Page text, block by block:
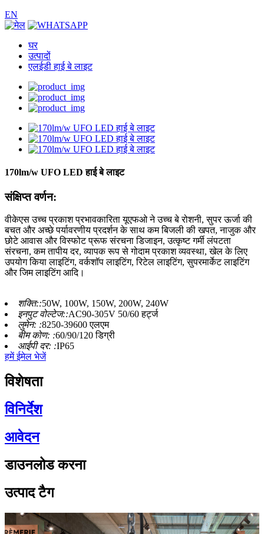
EN
घर
उत्पादों
एलईडी हाई बे लाइट
170lm/w UFO LED हाई बे लाइट
संक्षिप्त वर्णन:
वीकेएस उच्च प्रकाश प्रभावकारिता यूएफओ ने उच्च बे रोशनी, सुपर ऊर्जा की
बचत और अच्छे पर्यावरणीय प्रदर्शन के साथ कम बिजली की खपत, नाजुक और
छोटे आवास और विस्फोट प्रूफ संरचना डिजाइन, उत्कृष्ट गर्मी लंपटता
संरचना, कम तापीय दर, व्यापक रूप से गोदाम प्रकाश व्यवस्था, खेल के लिए
उपयोग किया लाइटिंग, वर्कशॉप लाइटिंग, रिटेल लाइटिंग, सुपरमार्केट लाइटिंग
और जिम लाइटिंग आदि।
शक्ति::50W, 100W, 150W, 200W, 240W
इनपुट वोल्टेज::AC90-305V 50/60 हर्ट्ज
लुमेन: :8250-39600 एलएम
बीम कोण: :60/90/120 डिग्री
आईपी ​​दर: :IP65
हमें ईमेल भेजें
विशेषता
विनिर्देश
आवेदन
डाउनलोड करना
उत्पाद टैग